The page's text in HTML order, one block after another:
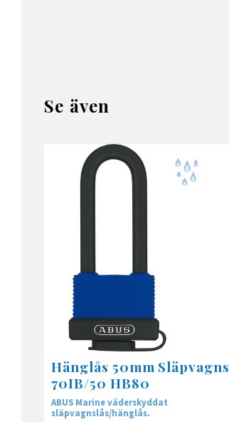
Se även
Hänglås 50mm Släpvagns
70IB/50 HB80
ABUS Marine väderskyddat
släpvagnslås/hänglås.